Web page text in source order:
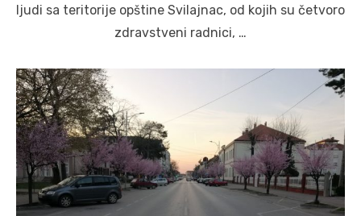
ljudi sa teritorije opštine Svilajnac, od kojih su četvoro
zdravstveni radnici, …